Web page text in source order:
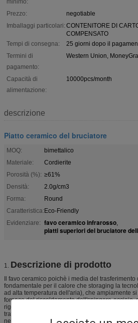
minimo:
Prezzo:
negotiable
Imballaggi particolari: CONTENITORE DI
COMPENSATO
Tempi di consegna:
25 giorni dopo il
Termini di
pagamento:
Western Union,
Capacità di
alimentazione:
10000pcs/month
descrizione
Piatto ceramico del bruciatore
MOQ:
bimettalico
Materiale:
Cordierite
Porosità (%): ≥61%
Densità:
2.0g/cm3
Forma:
Round
Caratteristica:Eco-Friendly
Evidenziare: favo ceramico infrarosso,
piatti superiori del bruciatore
1. Descrizione di prodotto
Il favo ceramico poichè i media del trasferimento
fondamentale per il calore che storaging la
ad alta temperatura dell'aria), che ampiamente
fornace del riscaldamento dell'spingere-acciaio,
rigeneratrice), di in fornace del riscaldamento
trattamento termico, di fornace di pezzo fucinato,
nell'acciaio che si avvolgono/apparecchiatura di